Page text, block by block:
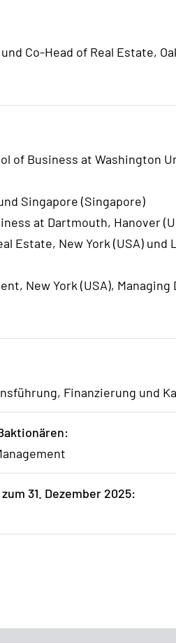
Co-Head of Real Estate,
of Business at Washington
Singapore (Singapore)
at Dartmouth, Hanover
Estate, New York (USA) und
New York (USA),
Finanzierung und
31. Dezember 2025: